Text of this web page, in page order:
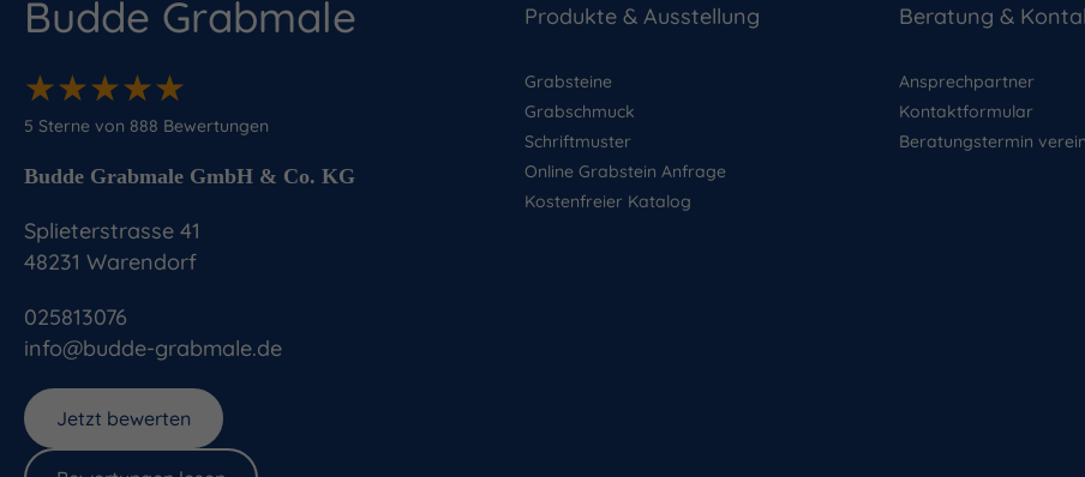
Budde Grabmale
★★★★★
★★★★★
5 Sterne von 888 Bewertungen
Budde Grabmale GmbH & Co. KG
info@budde-grabmale.de
025813076
Splieterstrasse 41
48231 Warendorf
Jetzt bewerten
Produkte & Ausstellung
Grabsteine
Grabschmuck
Schriftmuster
Online Grabstein Anfrage
Kostenfreier Katalog
Beratung &
Ansprechpartner
Kontaktformular
Beratungstermin